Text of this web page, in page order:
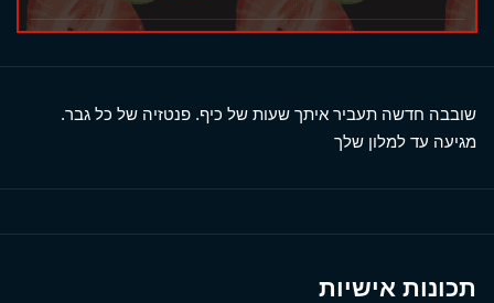
שובבה חדשה תעביר איתך שעות של כיף. פנטזיה של כל גבר.
מגיעה עד למלון שלך
תכונות אישיות